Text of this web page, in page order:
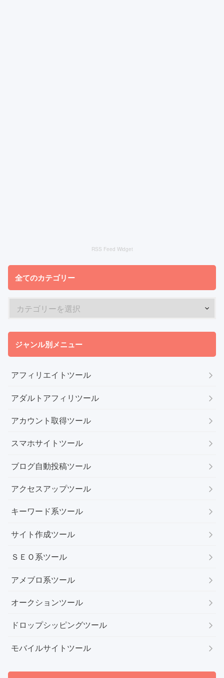
RSS Feed Widget
全てのカテゴリー
ジャンル別メニュー
アフィリエイトツール
アダルトアフィリツール
アカウント取得ツール
スマホサイトツール
ブログ自動投稿ツール
アクセスアップツール
キーワード系ツール
サイト作成ツール
ＳＥＯ系ツール
アメブロ系ツール
オークションツール
ドロップシッピングツール
モバイルサイトツール